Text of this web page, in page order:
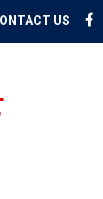
US